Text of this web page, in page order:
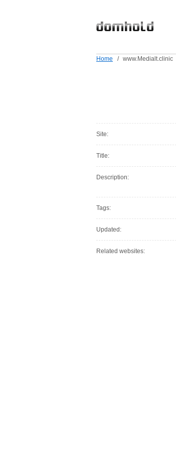
Home / www.Medialt.clinic
Site:
Title:
Description:
Tags:
Updated:
Related websites: